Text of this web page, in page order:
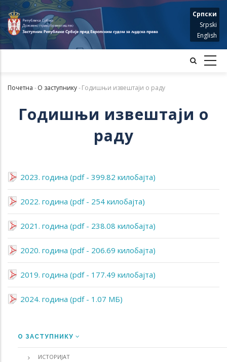
to
main
content
Српски
Srpski
English
Почетна -О заступнику-Годишњи извештаји о раду
Годишњи извештаји о
раду
2023. година (pdf - 399.82 килобајта)
2022. година (pdf - 254 килобајта)
2021. година (pdf - 238.08 килобајта)
2020. година (pdf - 206.69 килобајта)
2019. година (pdf - 177.49 килобајта)
2024. година (pdf - 1.07 МБ)
MENU
О ЗАСТУПНИКУ
ИСТОРИЈАТ